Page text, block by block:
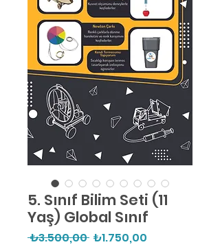
5. Sınıf Bilim Seti (11
Yaş) Global Sınıf
₺3.500,00 Normal
₺1.750,00